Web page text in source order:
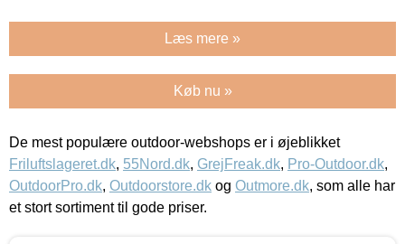
Læs mere »
Køb nu »
De mest populære outdoor-webshops er i øjeblikket
Friluftslageret.dk, 55Nord.dk, GrejFreak.dk, Pro-Outdoor.dk,
OutdoorPro.dk, Outdoorstore.dk og Outmore.dk, som alle har
et stort sortiment til gode priser.